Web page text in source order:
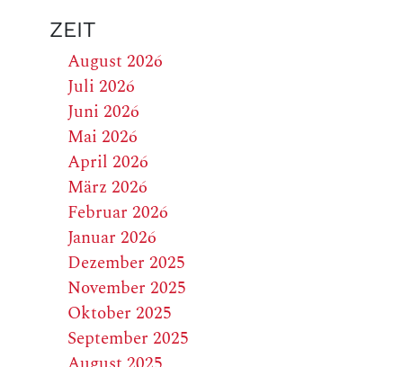
ZEIT
August 2026
Juli 2026
Juni 2026
Mai 2026
April 2026
März 2026
Februar 2026
Januar 2026
Dezember 2025
November 2025
Oktober 2025
September 2025